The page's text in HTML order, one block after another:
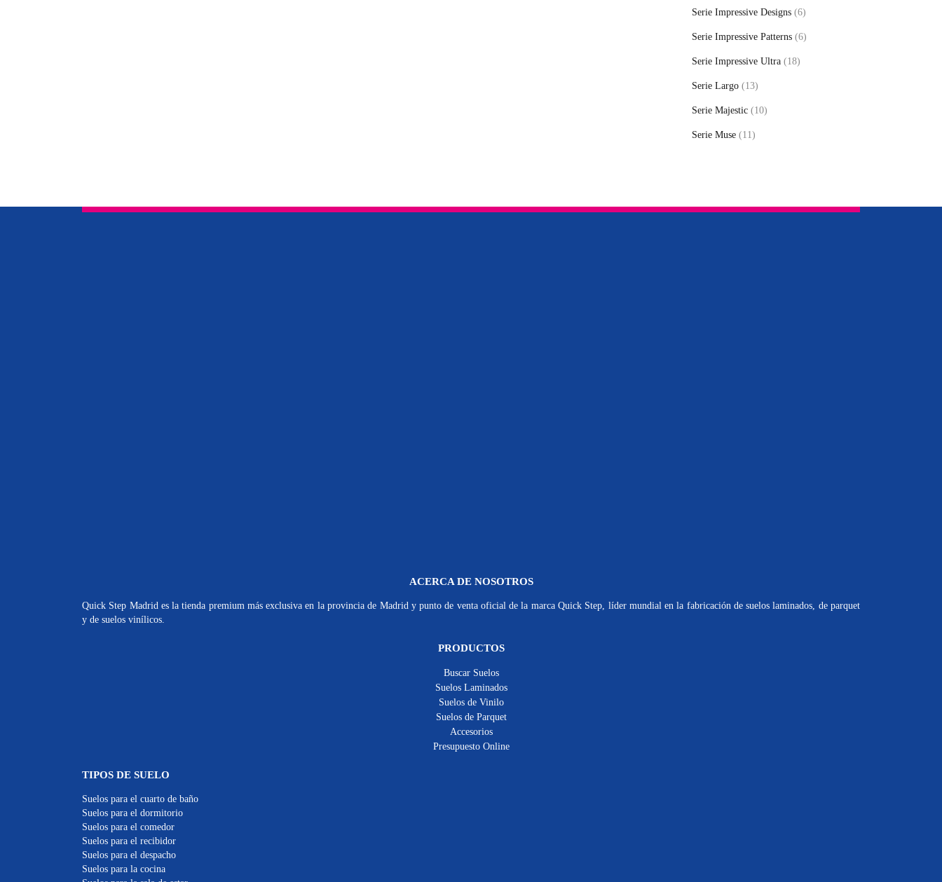
Serie Impressive Designs (6)
Serie Impressive Patterns (6)
Serie Impressive Ultra (18)
Serie Largo (13)
Serie Majestic (10)
Serie Muse (11)
ACERCA DE NOSOTROS
Quick Step Madrid es la tienda premium más exclusiva en la provincia de Madrid y punto de venta oficial de la marca Quick Step, líder mundial en la fabricación de suelos laminados, de parquet
y de suelos vinílicos.
PRODUCTOS
Buscar Suelos
Suelos Laminados
Suelos de Vinilo
Suelos de Parquet
Accesorios
Presupuesto Online
TIPOS DE SUELO
Suelos para el cuarto de baño
Suelos para el dormitorio
Suelos para el comedor
Suelos para el recibidor
Suelos para el despacho
Suelos para la cocina